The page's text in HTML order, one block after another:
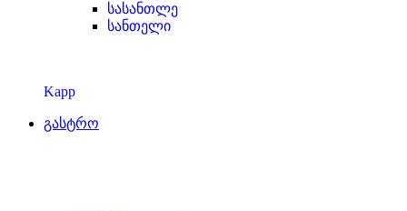
სასანთლე
სანთელი
Kapp
გასტრო